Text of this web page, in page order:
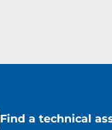
Find a technical